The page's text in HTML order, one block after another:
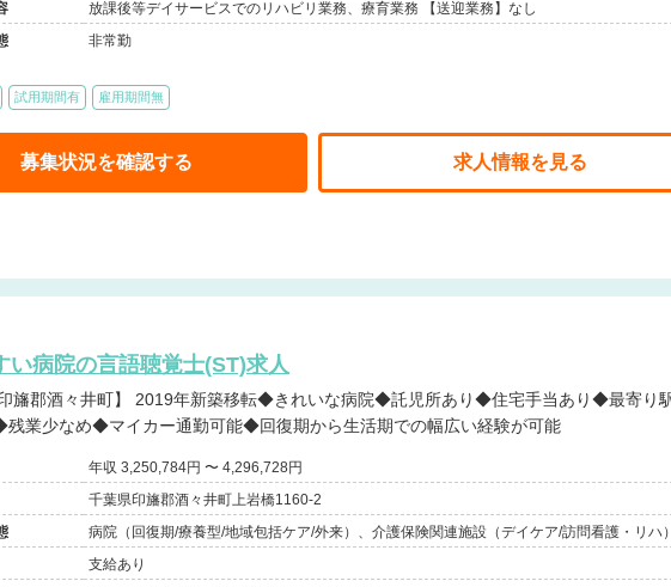
放課後等デイサービスでのリハビリ業務、療育業務 【送迎業務】なし
非常勤
試用期間有 雇用期間無
募集状況を確認する 求人情報を見る
い病院の言語聴覚士(ST)求人
築移転◆きれいな病院◆託児所あり◆住宅手当あり◆最寄り駅から
業少なめ◆マイカー通勤可能◆回復期から生活期での幅広い経験が可能
年収 3,250,784円 〜 4,296,728円
千葉県印旛郡酒々井町上岩橋1160-2
病院（回復期/療養型/地域包括ケア/外来）、介護保険関連施設（デイケア/訪問看護・リハ）
支給あり